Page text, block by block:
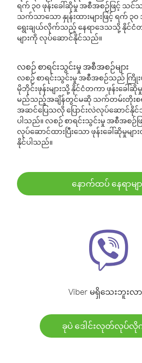
ရက် ၃၀ ဖုန်းခေါ်ဆိုမှု အစီအစဉ်ဖြင့် သင်
သက်သာသော နှုန်းထားများဖြင့် ရက် ၃
ရွေးချယ်လိုက်သည့် နေရာဒေသသို့ နိုင်ငံတ
များကို လုပ်ဆောင်နိုင်သည်။
လစဉ် စာရင်းသွင်းမှု အစီအစဉ်များ
လစဉ် စာရင်းသွင်းမှု အစီအစဉ်သည် ကြိုးဖုန်
မိုဘိုင်းဖုန်းများသို့ နိုင်ငံတကာ ဖုန်းခေါ်ဆိုမှု
မည်သည့်အချိန်တွင်မဆို သက်တမ်းတိုးစ
အဆင်ပြေသလို ပြောင်းလဲလုပ်ဆောင်နို
ပါသည်။ လစဉ် စာရင်းသွင်းမှု အစီအစဉ်
လုပ်ဆောင်ထားပြီးသော ဖုန်းခေါ်ဆိုမှုမျ
နိုင်ပါသည်။
နောက်ထပ် နေရာမျာ
Viber မရှိသေးဘူးလာ
ခုပဲ ဒေါင်းလုတ်လုပ်လို